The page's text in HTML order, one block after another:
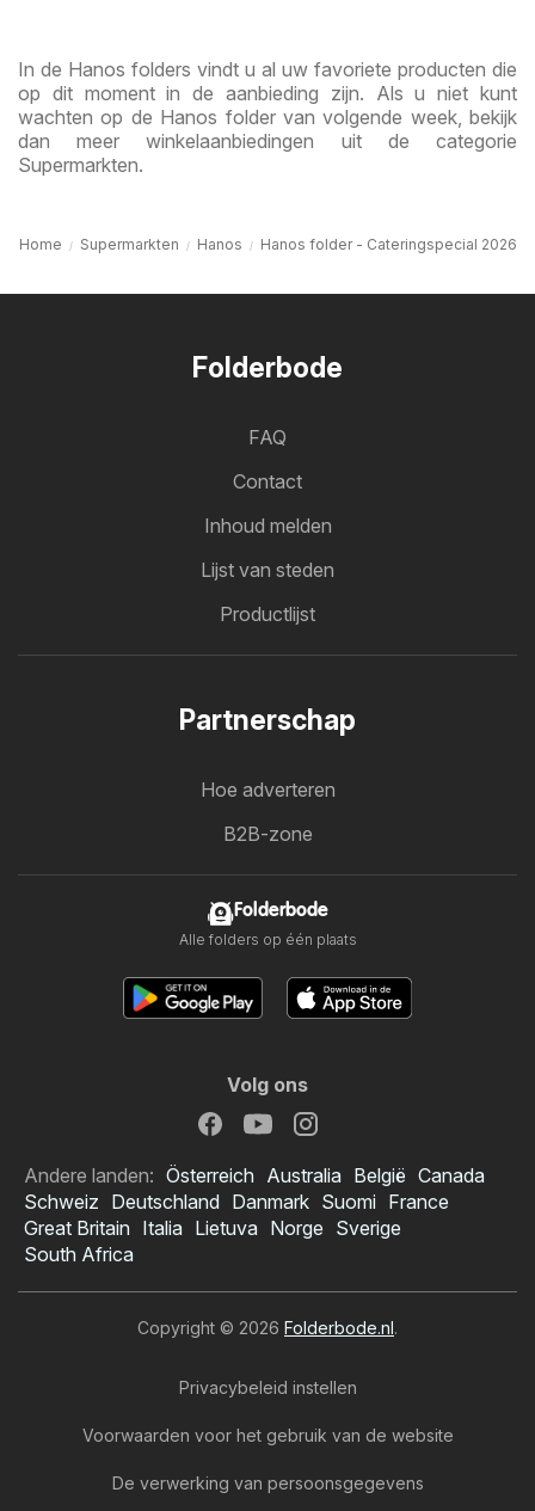
Hanos folder
In de Hanos folders vindt u al uw favoriete producten die
op dit moment in de aanbieding zijn. Als u niet kunt
wachten op de Hanos folder van volgende week, bekijk
dan meer winkelaanbiedingen uit de categorie
Supermarkten.
Home Supermarkten Hanos Hanos folder - Cateringspecial 2026
Folderbode
FAQ
Contact
Inhoud melden
Lijst van steden
Productlijst
Partnerschap
Hoe adverteren
B2B-zone
Folderbode
Alle folders op één plaats
Volg ons
Andere landen: Österreich Australia België Canada
Schweiz Deutschland Danmark Suomi France
Great Britain Italia Lietuva Norge Sverige
South Africa
Copyright © 2026 Folderbode.nl.
Privacybeleid instellen
Voorwaarden voor het gebruik van de website
De verwerking van persoonsgegevens